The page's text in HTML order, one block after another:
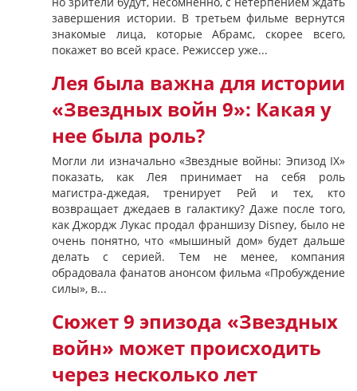
завершения истории. В третьем фильме вернутся
знакомые лица, которые Абрамс, скорее всего,
покажет во всей красе. Режиссер уже...
Лея была важна для истории
«Звездных войн 9»: Какая у
нее была роль?
Могли ли изначально «Звездные войны: Эпизод IX»
показать, как Лея принимает на себя роль
магистра-джедая, тренирует Рей и тех, кто
возвращает джедаев в галактику? Даже после того,
как Джордж Лукас продал франшизу Disney, было не
очень понятно, что «мышиный дом» будет дальше
делать с серией. Тем не менее, компания
обрадовала фанатов анонсом фильма «Пробуждение
силы», в...
Сюжет 9 эпизода «Звездных
войн» может происходить
через несколько лет